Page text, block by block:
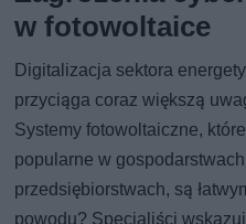
w fotowoltaice
Digitalizacja sektora
przyciąga coraz większą
Systemy fotowoltaiczne,
popularne w
przedsiębiorstwach, są
powodu? Specjaliści